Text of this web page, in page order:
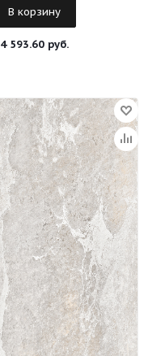
В корзину
4 593.60 руб.